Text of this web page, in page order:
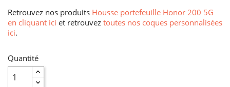
Retrouvez nos produits Housse portefeuille Honor 200 5G
en cliquant ici et retrouvez toutes nos coques personnalisées
ici.
Quantité